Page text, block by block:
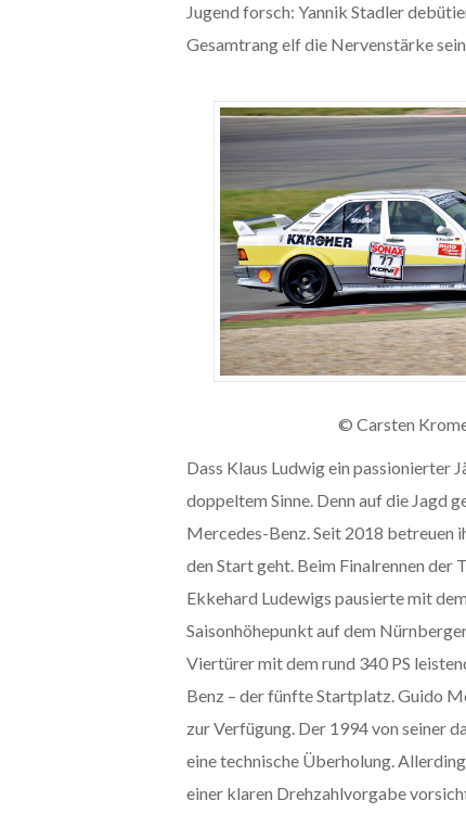
Jugend forsch: Yannik Stadler
Gesamtrang elf die Nervenstärke
© Carsten
Dass Klaus Ludwig ein passionierter
doppeltem Sinne. Denn auf die Jagd
Mercedes-Benz. Seit 2018 betreuen
den Start geht. Beim Finalrennen der
Ekkehard Ludewigs pausierte mit
Saisonhöhepunkt auf dem
Viertürer mit dem rund 340 PS
Benz – der fünfte Startplatz. Guido
zur Verfügung. Der 1994 von seiner
eine technische Überholung.
einer klaren Drehzahlvorgabe